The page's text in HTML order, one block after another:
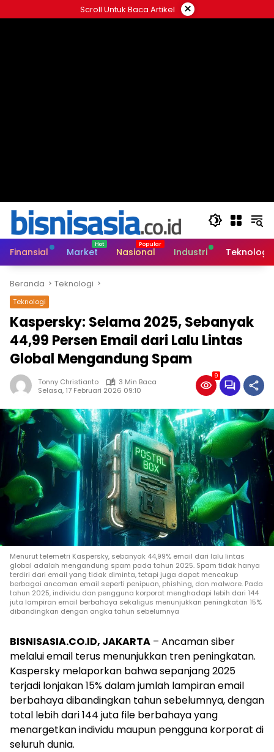
ke
Scroll Untuk Baca Artikel ×
Finansial Market Nasional Industri Teknologi
Beranda Teknologi
Teknologi
Kaspersky: Selama 2025, Sebanyak
44,99 Persen Email dari Lalu Lintas
Global Mengandung Spam
Tonny Christianto
3 Min Baca
Selasa, 17 Februari 2026 09:10
9
Menurut telemetri Kaspersky, sebanyak 44,99% email dari lalu lintas
global adalah mengandung spam pada tahun 2025. Spam tidak hanya
terdiri dari email yang tidak diminta, tetapi juga dapat mencakup
berbagai ancaman email seperti penipuan, phishing, dan malware. Pada
tahun 2025, individu dan pengguna korporat menghadapi lebih dari 144
juta lampiran email berbahaya sekaligus menunjukkan peningkatan 15%
dibandingkan dengan angka tahun sebelumnya
BISNISASIA.CO.ID, JAKARTA – Ancaman siber
melalui email terus menunjukkan tren peningkatan.
Kaspersky melaporkan bahwa sepanjang 2025
terjadi lonjakan 15% dalam jumlah lampiran email
berbahaya dibandingkan tahun sebelumnya, dengan
total lebih dari 144 juta file berbahaya yang
menargetkan individu maupun pengguna korporat di
seluruh dunia.